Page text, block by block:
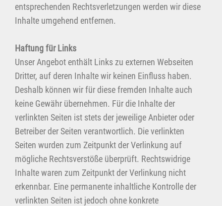
entsprechenden Rechtsverletzungen werden wir diese
Inhalte umgehend entfernen.
Haftung für Links
Unser Angebot enthält Links zu externen Webseiten
Dritter, auf deren Inhalte wir keinen Einfluss haben.
Deshalb können wir für diese fremden Inhalte auch
keine Gewähr übernehmen. Für die Inhalte der
verlinkten Seiten ist stets der jeweilige Anbieter oder
Betreiber der Seiten verantwortlich. Die verlinkten
Seiten wurden zum Zeitpunkt der Verlinkung auf
mögliche Rechtsverstöße überprüft. Rechtswidrige
Inhalte waren zum Zeitpunkt der Verlinkung nicht
erkennbar. Eine permanente inhaltliche Kontrolle der
verlinkten Seiten ist jedoch ohne konkrete